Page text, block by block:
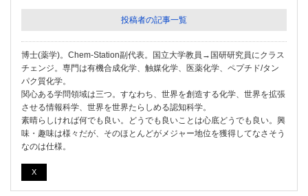
投稿者の記事一覧
博士(薬学)。Chem-Station副代表。国立大学教員→国研研究員にクラス
チェンジ。専門は有機合成化学、触媒化学、医薬化学、ペプチド/タン
パク質化学。
関心ある学問領域は三つ。すなわち、世界を創造する化学、世界を拡張
させる情報科学、世界を世界たらしめる認知科学。
素晴らしければ何でも良い。どうでも良いことは心底どうでも良い。興
味・趣味は様々だが、そのほとんどがメジャー地位を獲得してなさそう
なのは仕様。
X